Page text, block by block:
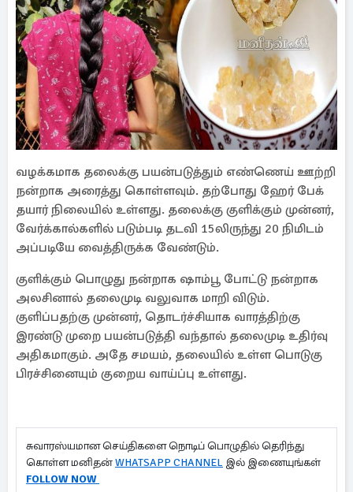
வழக்கமாக தலைக்கு பயன்படுத்தும் எண்ணெய் ஊற்றி
நன்றாக அரைத்து கொள்ளவும். தற்போது ஹேர் பேக்
தயார் நிலையில் உள்ளது. தலைக்கு குளிக்கும் முன்னர்,
வேர்க்கால்களில் படும்படி தடவி 15லிருந்து 20 நிமிடம்
அப்படியே வைத்திருக்க வேண்டும்.
குளிக்கும் பொழுது நன்றாக ஷாம்பூ போட்டு நன்றாக
அலசினால் தலைமுடி வலுவாக மாறி விடும்.
குளிப்பதற்கு முன்னர், தொடர்ச்சியாக வாரத்திற்கு
இரண்டு முறை பயன்படுத்தி வந்தால் தலைமுடி உதிர்வு
அதிகமாகும். அதே சமயம், தலையில் உள்ள பொடுகு
பிரச்சினையும் குறைய வாய்ப்பு உள்ளது.
சுவாரஸ்யமான செய்திகளை நொடிப் பொழுதில் தெரிந்து
கொள்ள மனிதன்WHATSAPP CHANNEL இல் இணையுங்கள்
FOLLOW NOW